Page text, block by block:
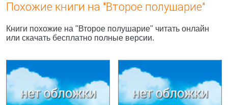
Похожие книги на "Второе полушарие"
Книги похожие на "Второе полушарие" читать онлайн
или скачать бесплатно полные версии.